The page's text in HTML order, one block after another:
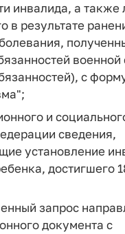
инвалида, а также
в результате
с
и
сведения,
установление
достигшего
запрос
документа с